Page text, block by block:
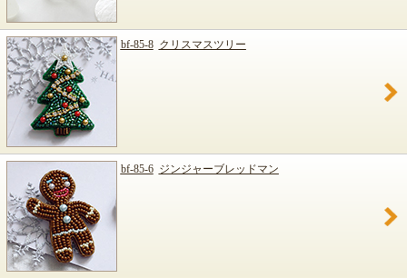
bf-85-8 クリスマスツリー
bf-85-6 ジンジャーブレッドマン